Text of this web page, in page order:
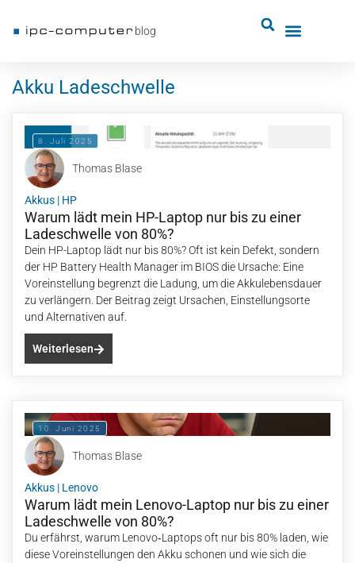
blog
Akku Ladeschwelle
8. Juli 2025
Thomas Blase
Akkus | HP
Warum lädt mein HP-Laptop nur bis zu einer
Ladeschwelle von 80%?
Dein HP-Laptop lädt nur bis 80%? Oft ist kein Defekt, sondern
der HP Battery Health Manager im BIOS die Ursache: Eine
Voreinstellung begrenzt die Ladung, um die Akkulebensdauer
zu verlängern. Der Beitrag zeigt Ursachen, Einstellungsorte
und Alternativen auf.
Weiterlesen
10. Juni 2025
Thomas Blase
Akkus | Lenovo
Warum lädt mein Lenovo-Laptop nur bis zu einer
Ladeschwelle von 80%?
Du erfährst, warum Lenovo‑Laptops oft nur bis 80% laden, wie
diese Voreinstellungen den Akku schonen und wie sich die